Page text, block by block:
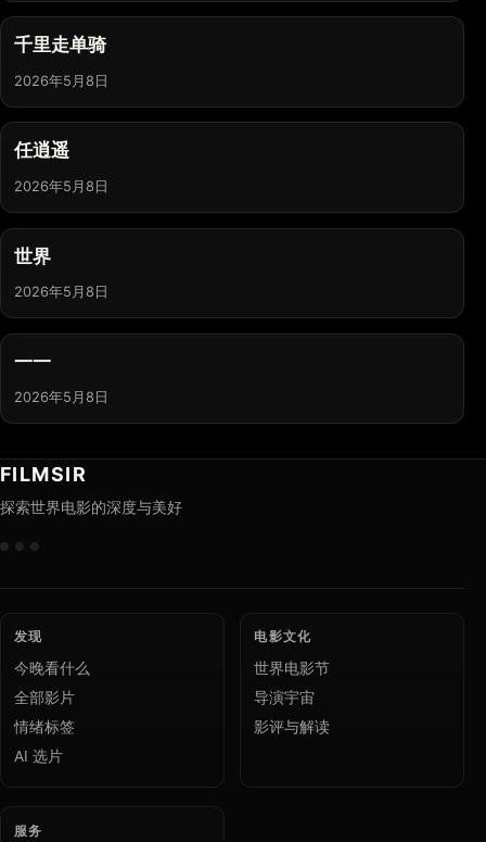
千里走单骑
2026年5月8日
任逍遥
2026年5月8日
世界
2026年5月8日
一一
2026年5月8日
FILMSIR
探索世界电影的深度与美好
发现
今晚看什么
全部影片
情绪标签
AI 选片
电影文化
世界电影节
导演宇宙
影评与解读
服务